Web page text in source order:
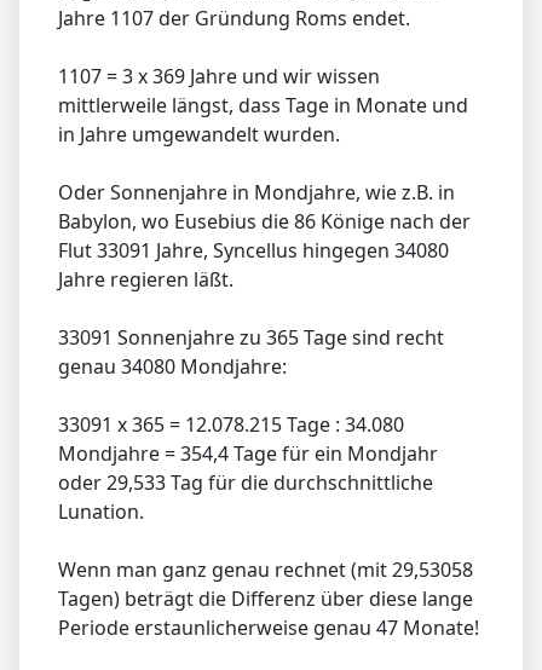
Jahre 1107 der Gründung Roms endet.
1107 = 3 x 369 Jahre und wir wissen
mittlerweile längst, dass Tage in Monate und
in Jahre umgewandelt wurden.
Oder Sonnenjahre in Mondjahre, wie z.B. in
Babylon, wo Eusebius die 86 Könige nach der
Flut 33091 Jahre, Syncellus hingegen 34080
Jahre regieren läßt.
33091 Sonnenjahre zu 365 Tage sind recht
genau 34080 Mondjahre:
33091 x 365 = 12.078.215 Tage : 34.080
Mondjahre = 354,4 Tage für ein Mondjahr
oder 29,533 Tag für die durchschnittliche
Lunation.
Wenn man ganz genau rechnet (mit 29,53058
Tagen) beträgt die Differenz über diese lange
Periode erstaunlicherweise genau 47 Monate!